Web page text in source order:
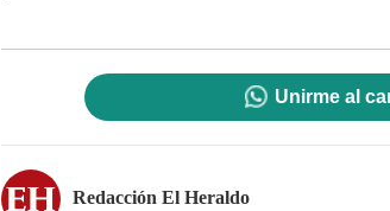
Unirme al
Redacción El Heraldo